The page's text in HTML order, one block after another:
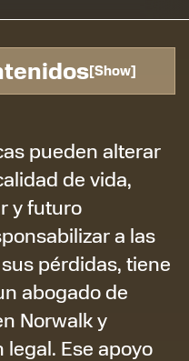
[Show]
pueden alterar
de vida,
y futuro
a las
pérdidas, tiene
abogado de
Norwalk y
Ese apoyo